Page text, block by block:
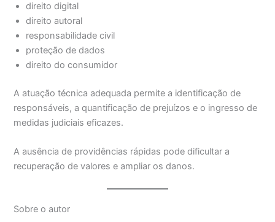
direito digital
direito autoral
responsabilidade civil
proteção de dados
direito do consumidor
A atuação técnica adequada permite a identificação de
responsáveis, a quantificação de prejuízos e o ingresso de
medidas judiciais eficazes.
A ausência de providências rápidas pode dificultar a
recuperação de valores e ampliar os danos.
Sobre o autor